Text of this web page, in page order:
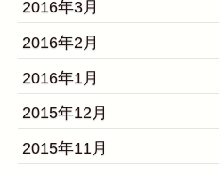
2016年3月
2016年2月
2016年1月
2015年12月
2015年11月